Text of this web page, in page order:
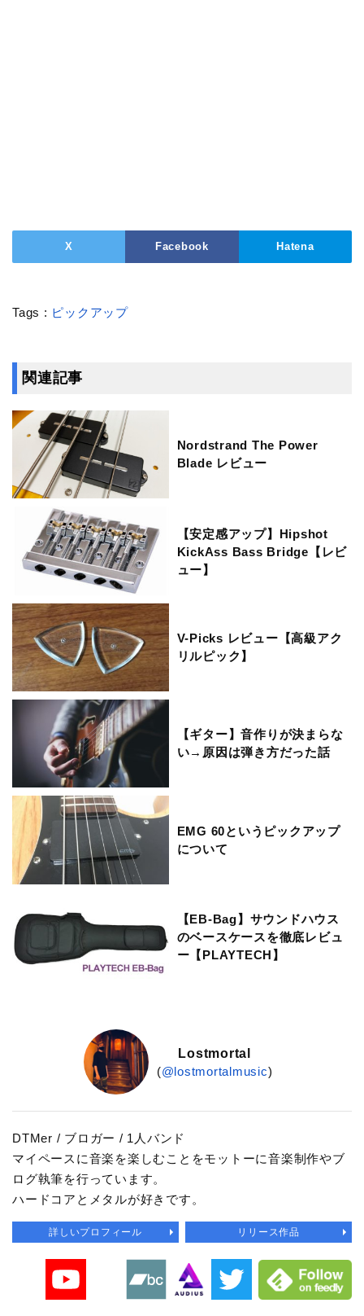
X Facebook Hatena
Tags : ピックアップ
関連記事
Nordstrand The Power
Blade レビュー
【安定感アップ】Hipshot
KickAss Bass Bridge【レビ
ュー】
V-Picks レビュー【高級アク
リルピック】
【ギター】音作りが決まらな
い→原因は弾き方だった話
EMG 60というピックアップ
について
【EB-Bag】サウンドハウス
のベースケースを徹底レビュ
ー【PLAYTECH】
Lostmortal
(@lostmortalmusic)
DTMer / ブロガー / 1人バンド
マイペースに音楽を楽しむことをモットーに音楽制作やブ
ログ執筆を行っています。
ハードコアとメタルが好きです。
詳しいプロフィール リリース作品